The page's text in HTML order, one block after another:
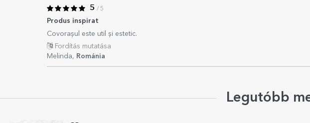
5 / 5
Produs inspirat
Covorașul este util și estetic.
Fordítás mutatása
Melinda, Románia
Legutóbb